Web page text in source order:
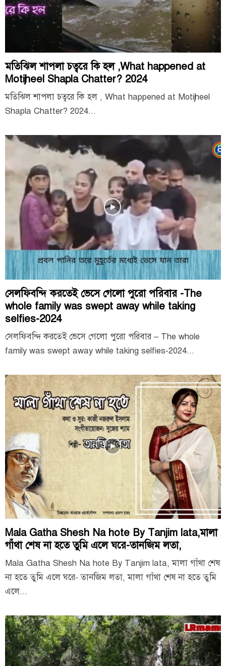
মতিঝিল শাপলা চত্বরে কি হল ,What happened at
Motijheel Shapla Chatter? 2024
মতিঝিল শাপলা চত্বরে কি হল , What happened at Motijheel
Shapla Chatter? 2024...
সেলফিবন্দি করতেই ভেসে গেলো পুরো পরিবার -The
whole family was swept away while taking
selfies-2024
সেলফিবন্দি করতেই ভেসে গেলো পুরো পরিবার – The whole
family was swept away while taking selfies-2024...
Mala Gatha Shesh Na hote By Tanjim lata,মালা
গাঁথা শেষ না হতে তুমি এলে ঘরে-তানজিম লতা,
Mala Gatha Shesh Na hote By Tanjim lata, মালা গাঁথা শেষ
না হতে তুমি এলে ঘরে- তানজিম লতা, মালা গাঁথা শেষ না হতে তুমি
এলে...